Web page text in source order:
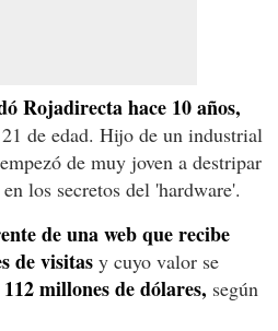
Rojadirecta hace 10 años,
de edad. Hijo de un industrial
de muy joven a destripar
los secretos del 'hardware'.
de una web que recibe
de visitas y cuyo valor se
millones de dólares, según